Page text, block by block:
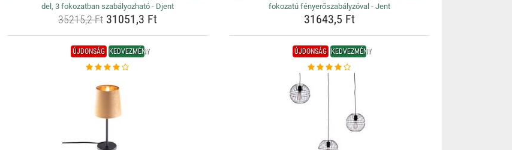
del, 3 fokozatban szabályozható - Djent
35215,2 Ft31051,3 Ft
fokozatú fényerőszabályzóval - Jent
31643,5 Ft
ÚJDONSÁG KEDVEZMÉNY ÚJDONSÁG KEDVEZMÉNY